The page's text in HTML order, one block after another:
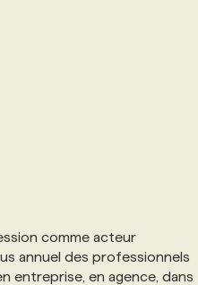
comme acteur
annuel des professionnels
entreprise, en agence, dans